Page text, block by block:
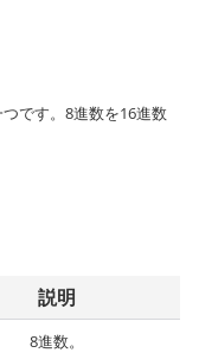
です。8進数を16進数
説明
8進数。